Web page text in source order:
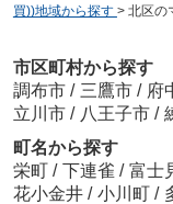
買))地域から探す > 北区の
市区町村から探す
調布市 / 三鷹市 / 府
立川市 / 八王子市 /
町名から探す
栄町 / 下連雀 / 富士
花小金井 / 小川町 /